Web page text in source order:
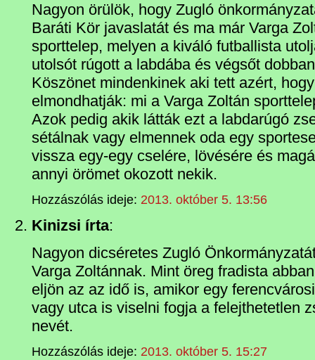
Nagyon örülök, hogy Zugló
Baráti Kör javaslatát és ma már Varga
sporttelep, melyen a kiváló futballista
utolsót rúgott a labdába és végsőt
Köszönet mindenkinek aki tett azért,
elmondhatják: mi a Varga Zoltán
Azok pedig akik látták ezt a labdarúgó
sétálnak vagy elmennek oda egy
vissza egy-egy cselére, lövésére és
annyi örömet okozott nekik.
Hozzászólás ideje: 2013. október 5. 13:56
Kinizsi írta:
Nagyon dicséretes Zugló
Varga Zoltánnak. Mint öreg fradista
eljön az az idő is, amikor egy
vagy utca is viselni fogja a felejthetetlen
nevét.
Hozzászólás ideje: 2013. október 5. 15:27